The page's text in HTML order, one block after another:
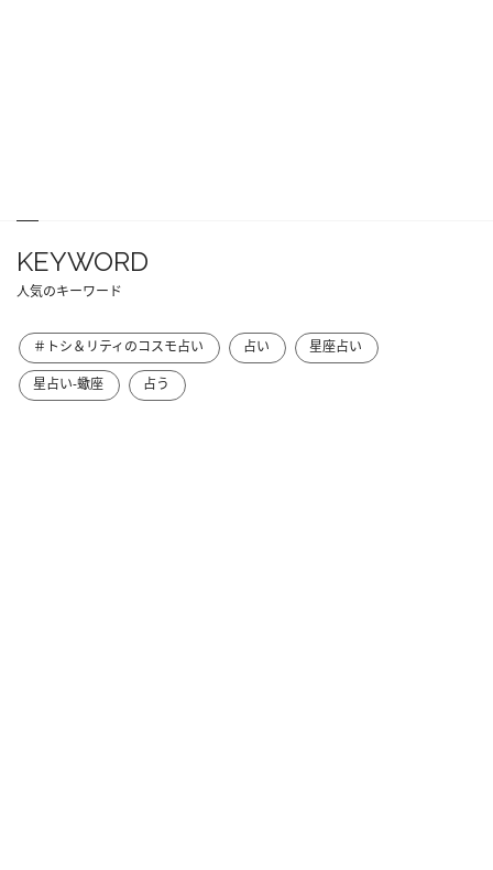
KEYWORD
人気のキーワード
＃トシ＆リティのコスモ占い 占い
星座占い
星占い-蠍座
占う